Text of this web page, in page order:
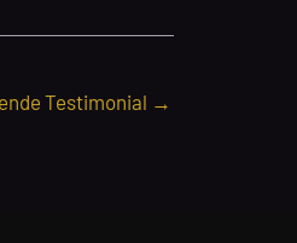
Testimonial →